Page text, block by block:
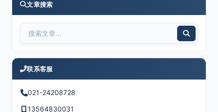
文章搜索
联系客服
021-24208728
13564830031